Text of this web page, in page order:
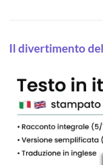
Il divertimento